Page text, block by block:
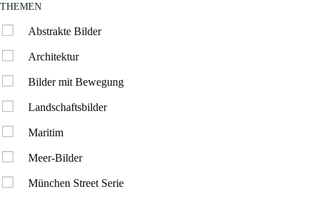
THEMEN
Abstrakte Bilder
Architektur
Bilder mit Bewegung
Landschaftsbilder
Maritim
Meer-Bilder
München Street Serie